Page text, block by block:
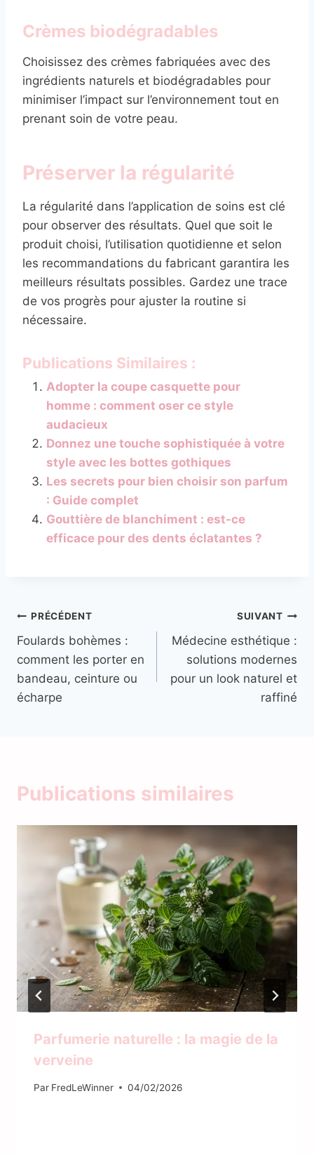
Crèmes biodégradables
Choisissez des crèmes fabriquées avec des
ingrédients naturels et biodégradables pour
minimiser l’impact sur l’environnement tout en
prenant soin de votre peau.
Préserver la régularité
La régularité dans l’application de soins est clé
pour observer des résultats. Quel que soit le
produit choisi, l’utilisation quotidienne et selon
les recommandations du fabricant garantira les
meilleurs résultats possibles. Gardez une trace
de vos progrès pour ajuster la routine si
nécessaire.
Publications Similaires :
Adopter la coupe casquette pour
homme : comment oser ce style
audacieux
Donnez une touche sophistiquée à votre
style avec les bottes gothiques
Les secrets pour bien choisir son parfum
: Guide complet
Gouttière de blanchiment : est-ce
efficace pour des dents éclatantes ?
Navigation
de
l’article
PRÉCÉDENT
Foulards bohèmes :
comment les porter en
bandeau, ceinture ou
écharpe
SUIVANT
Médecine esthétique :
solutions modernes
pour un look naturel et
raffiné
Publications similaires
Parfumerie naturelle : la magie de la
verveine
Par FredLeWinner 04/02/2026